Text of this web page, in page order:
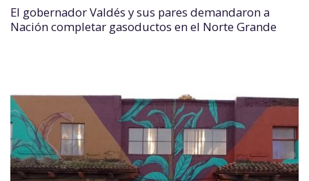
El gobernador Valdés y sus pares demandaron a
Nación completar gasoductos en el Norte Grande